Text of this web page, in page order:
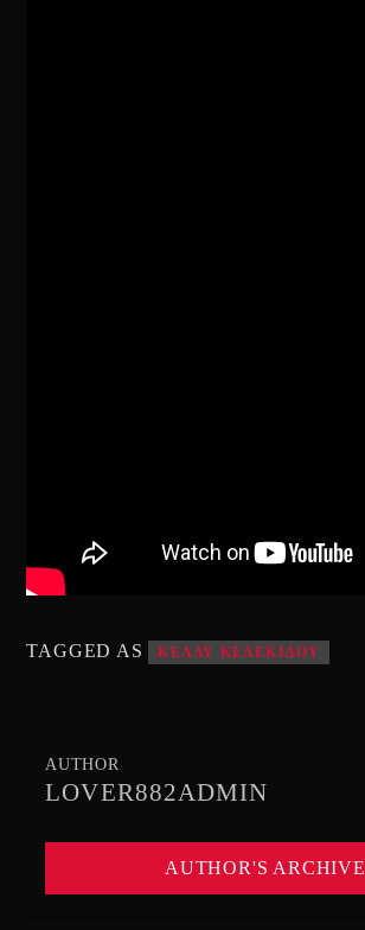
TAGGED AS ΚΕΛΛΥ ΚΕΛΕΚΙΔΟΥ
AUTHOR
LOVER882ADMIN
AUTHOR'S ARCHIVE